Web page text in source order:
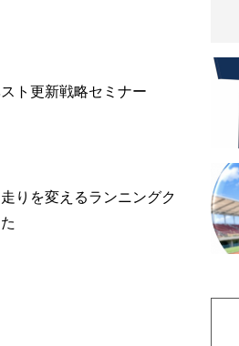
ト更新戦略セミナー
りを変えるランニングク